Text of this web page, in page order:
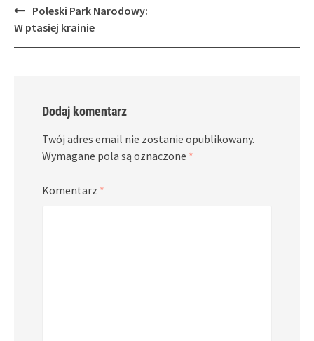
Post
navigation
Poleski Park Narodowy:
W ptasiej krainie
Dodaj komentarz
Twój adres email nie zostanie opublikowany.
Wymagane pola są oznaczone *
Komentarz *